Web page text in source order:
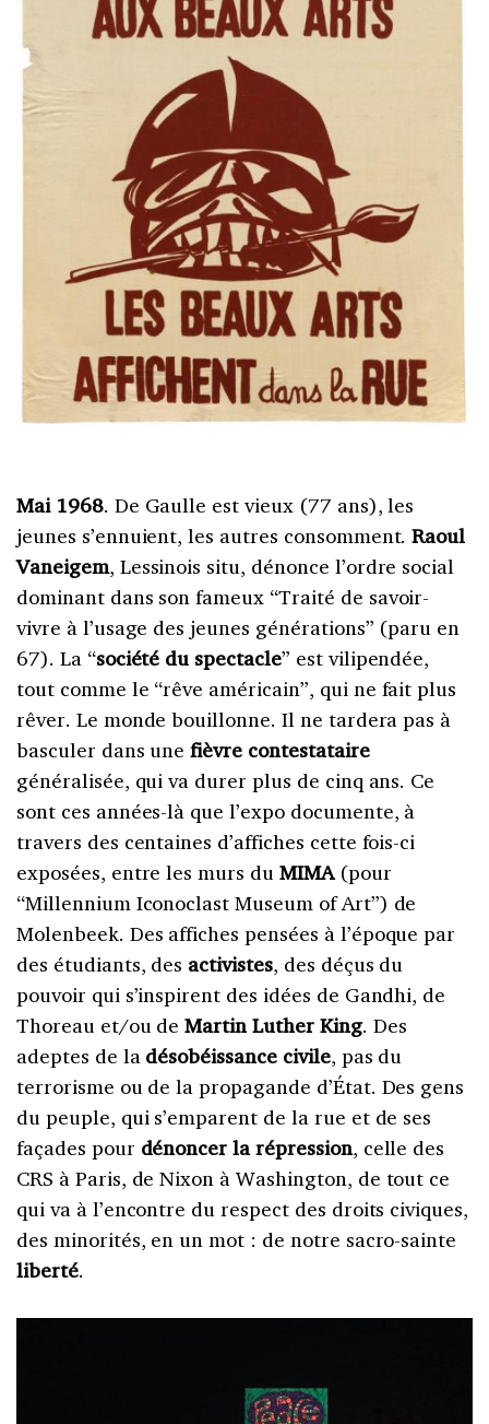
Mai 1968. De Gaulle est vieux (77 ans), les
jeunes s’ennuient, les autres consomment.Raoul
Vaneigem, Lessinois situ, dénonce l’ordre social
dominant dans son fameux “Traité de savoir-
vivre à l’usage des jeunes générations” (paru en
67). La “société du spectacle” est vilipendée,
tout comme le “rêve américain”, qui ne fait plus
rêver. Le monde bouillonne. Il ne tardera pas à
basculer dans unefièvre contestataire
généralisée, qui va durer plus de cinq ans. Ce
sont ces années-là que l’expo documente, à
travers des centaines d’affiches cette fois-ci
exposées, entre les murs du MIMA(pour
“Millennium Iconoclast Museum of Art”) de
Molenbeek. Des affiches pensées à l’époque par
des étudiants, des activistes, des déçus du
pouvoir qui s’inspirent des idées de Gandhi, de
Thoreau et/ou deMartin Luther King. Des
adeptes de la désobéissance civile, pas du
terrorisme ou de la propagande d’État. Des gens
du peuple, qui s’emparent de la rue et de ses
façades pour dénoncer la répression, celle des
CRS à Paris, de Nixon à Washington, de tout ce
qui va à l’encontre du respect des droits civiques,
des minorités, en un mot : de notre sacro-sainte
liberté.